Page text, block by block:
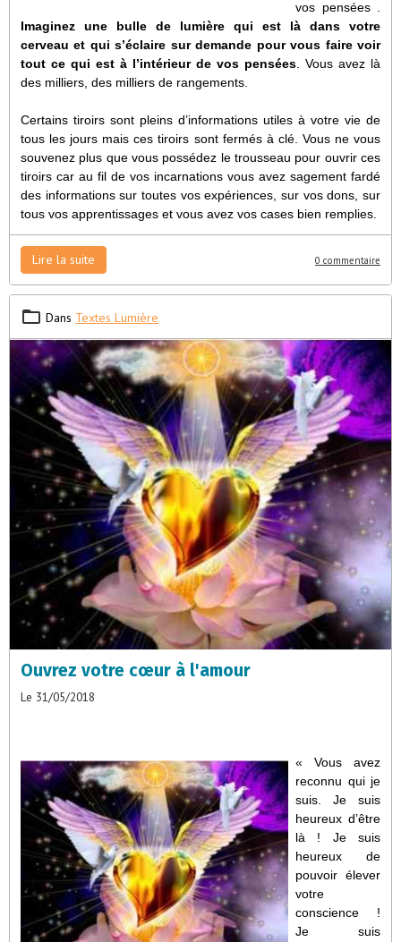
vos pensées .
Imaginez une bulle de lumière qui est là dans votre
cerveau et qui s’éclaire sur demande pour vous faire voir
tout ce qui est à l’intérieur de vos pensées . Vous avez là
des milliers, des milliers de rangements.
Certains tiroirs sont pleins d’informations utiles à votre vie de
tous les jours mais ces tiroirs sont fermés à clé. Vous ne vous
souvenez plus que vous possédez le trousseau pour ouvrir ces
tiroirs car au fil de vos incarnations vous avez sagement fardé
des informations sur toutes vos expériences, sur vos dons, sur
tous vos apprentissages et vous avez vos cases bien remplies.
Lire la suite 0 commentaire
Dans Textes Lumière
Ouvrez votre cœur à l'amour
Le 31/05/2018
« Vous avez
reconnu qui je
suis. Je suis
heureux d’être
là ! Je suis
heureux de
pouvoir élever
votre
conscience !
Je suis